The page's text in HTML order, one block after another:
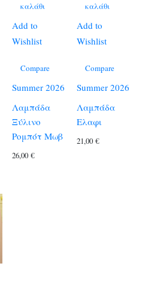
καλάθι
Add to
Wishlist
Compare
Summer 2026
Λαμπάδα
Ξύλινο
Ρομπότ Μωβ
26,00€
καλάθι
Add to
Wishlist
Compare
Summer 2026
Λαμπάδα
Ελαφι
21,00€